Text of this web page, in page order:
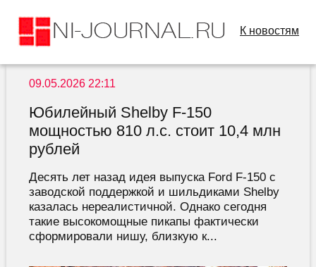
К новостям
09.05.2026 22:11
Юбилейный Shelby F‑150
мощностью 810 л.с. стоит 10,4 млн
рублей
Десять лет назад идея выпуска Ford F-150 с
заводской поддержкой и шильдиками Shelby
казалась нереалистичной. Однако сегодня
такие высокомощные пикапы фактически
сформировали нишу, близкую к...